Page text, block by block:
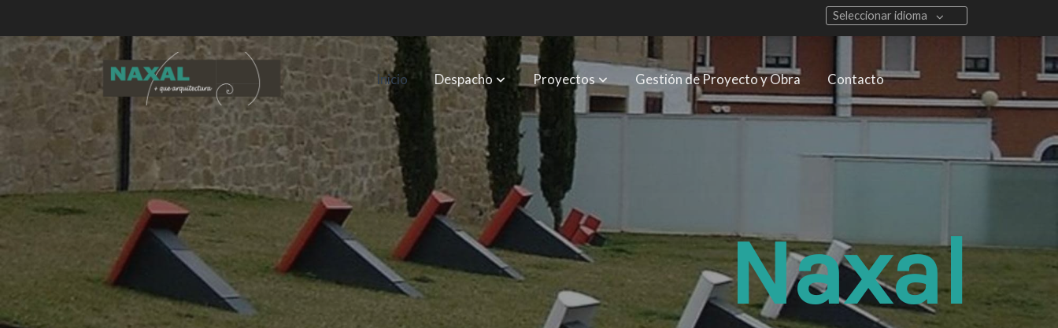
Seleccionar idioma
Inicio Despacho Proyectos Gestión de Proyecto y Obra Contacto
Naxal